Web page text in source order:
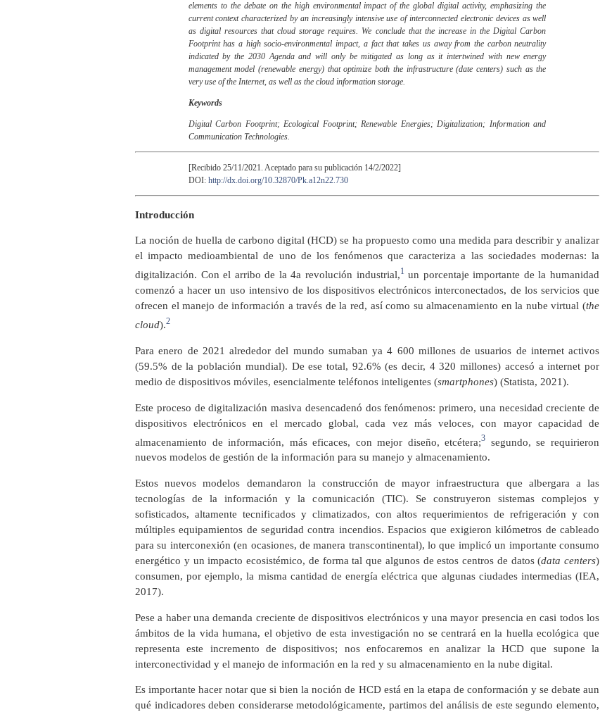
elements to the debate on the high environmental impact of the global digital activity, emphasizing the
current context characterized by an increasingly intensive use of interconnected electronic devices as well
as digital resources that cloud storage requires. We conclude that the increase in the Digital Carbon
Footprint has a high socio-environmental impact, a fact that takes us away from the carbon neutrality
indicated by the 2030 Agenda and will only be mitigated as long as it intertwined with new energy
management model (renewable energy) that optimize both the infrastructure (date centers) such as the
very use of the Internet, as well as the cloud information storage.
Keywords
Digital Carbon Footprint; Ecological Footprint; Renewable Energies; Digitalization; Information and
Communication Technologies.
[Recibido 25/11/2021. Aceptado para su publicación 14/2/2022]
DOI: http://dx.doi.org/10.32870/Pk.a12n22.730
Introducción
La noción de huella de carbono digital (HCD) se ha propuesto como una medida para describir y analizar
el impacto medioambiental de uno de los fenómenos que caracteriza a las sociedades modernas: la
digitalización. Con el arribo de la 4a revolución industrial,1 un porcentaje importante de la humanidad
comenzó a hacer un uso intensivo de los dispositivos electrónicos interconectados, de los servicios que
ofrecen el manejo de información a través de la red, así como su almacenamiento en la nube virtual (the
cloud).2
Para enero de 2021 alrededor del mundo sumaban ya 4 600 millones de usuarios de internet activos
(59.5% de la población mundial). De ese total, 92.6% (es decir, 4 320 millones) accesó a internet por
medio de dispositivos móviles, esencialmente teléfonos inteligentes (smartphones) (Statista, 2021).
Este proceso de digitalización masiva desencadenó dos fenómenos: primero, una necesidad creciente de
dispositivos electrónicos en el mercado global, cada vez más veloces, con mayor capacidad de
almacenamiento de información, más eficaces, con mejor diseño, etcétera;3 segundo, se requirieron
nuevos modelos de gestión de la información para su manejo y almacenamiento.
Estos nuevos modelos demandaron la construcción de mayor infraestructura que albergara a las
tecnologías de la información y la comunicación (TIC). Se construyeron sistemas complejos y
sofisticados, altamente tecnificados y climatizados, con altos requerimientos de refrigeración y con
múltiples equipamientos de seguridad contra incendios. Espacios que exigieron kilómetros de cableado
para su interconexión (en ocasiones, de manera transcontinental), lo que implicó un importante consumo
energético y un impacto ecosistémico, de forma tal que algunos de estos centros de datos (data centers)
consumen, por ejemplo, la misma cantidad de energía eléctrica que algunas ciudades intermedias (IEA,
2017).
Pese a haber una demanda creciente de dispositivos electrónicos y una mayor presencia en casi todos los
ámbitos de la vida humana, el objetivo de esta investigación no se centrará en la huella ecológica que
representa este incremento de dispositivos; nos enfocaremos en analizar la HCD que supone la
interconectividad y el manejo de información en la red y su almacenamiento en la nube digital.
Es importante hacer notar que si bien la noción de HCD está en la etapa de conformación y se debate aun
qué indicadores deben considerarse metodológicamente, partimos del análisis de este segundo elemento,